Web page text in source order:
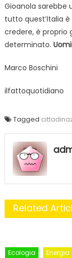
Gioanola sarebbe
tutto quest’Italia
credere, è proprio
determinato.
Marco Boschini
ilfattoquotidiano
Tagged
Related
Ecologia Energia